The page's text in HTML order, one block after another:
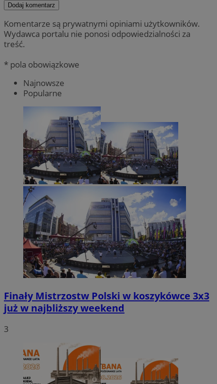
Dodaj komentarz
Komentarze są prywatnymi opiniami użytkowników.
Wydawca portalu nie ponosi odpowiedzialności za
treść.
* pola obowiązkowe
Najnowsze
Popularne
Finały Mistrzostw Polski w koszykówce 3x3
już w najbliższy weekend
3